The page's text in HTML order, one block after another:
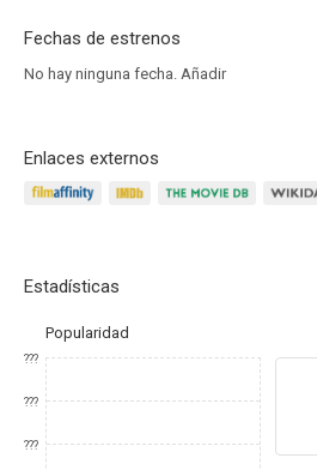
Fechas de estrenos
No hay ninguna fecha. Añadir
Enlaces externos
Estadísticas
Popularidad
???
???
???